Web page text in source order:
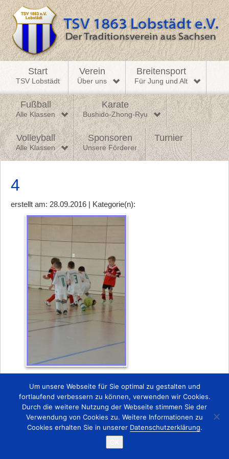
Start
TSV Lobstädt
Verein
Über uns
Breitensport
Für Jung und Alt
Fußball
Alle Klassen
Karate
Bushido-Zhong-Ryu
Volleyball
Alle Klassen
Sponsoren
Unsere Förderer
Turnier
4
erstellt am: 28.09.2016 | Kategorie(n):
Zurück
Startseite Kontakt Impressum
Copyright © 2015 TSV 1863 Lobstädt e.V.
Um unsere Webseite für Sie optimal zu gestalten und
fortlaufend verbessern zu können, verwenden wir Cookies.
Durch die weitere Nutzung der Webseite stimmen Sie der
Verwendung von Cookies zu. Weitere Informationen zu
Cookies erhalten Sie in unserer Datenschutzerklärung.